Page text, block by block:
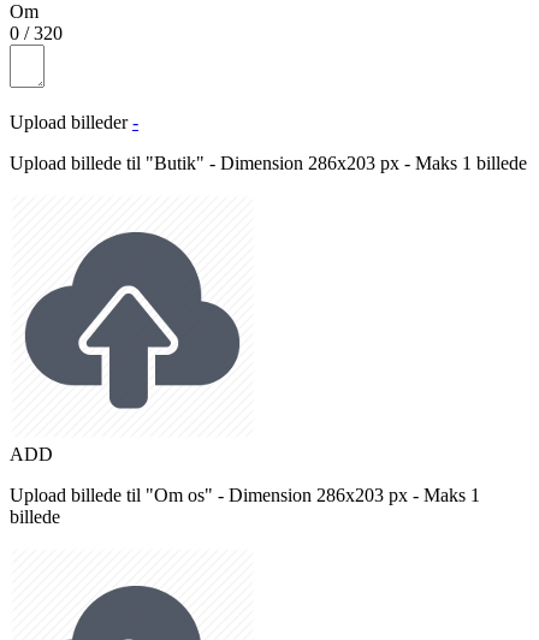
Om
0 /320
Upload billeder -
Upload billede til "Butik" - Dimension 286x203 px - Maks 1 billede
ADD
Upload billede til "Om os" - Dimension 286x203 px - Maks 1
billede